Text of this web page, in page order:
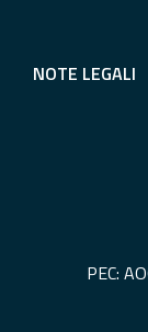
NOTE LEGALI
PEC: